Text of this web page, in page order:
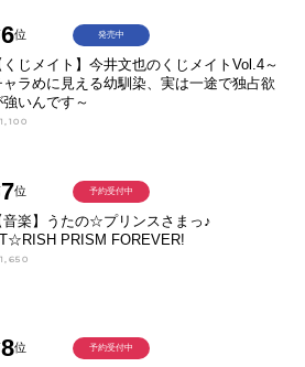
6位
くじメイト】今井文也のくじメイトVol.4～
ャラめに見える幼馴染、実は一途で独占欲
強いんです～
発売中
7位
音楽】うたの☆プリンスさまっ♪
PRISM FOREVER!
1,650
予約受付中
8位 予約受付中